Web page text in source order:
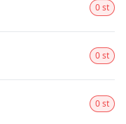
0 st
0 st
0 st